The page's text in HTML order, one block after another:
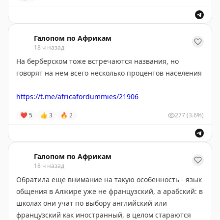
Пушкин в Африке»(вМаксе
мы тоже есть) —
для всех, кто хотел познакомиться со сложным миром
Чёрного континента, но не знал, с чего начать.
Галопом по Африкам
18 ч назад
На берберском тоже встречаются названия, но
говорят на нем всего несколько процентов населения
https://t.me/africafordummies/21906
❤ 5 👍 3 🔥 2 277(3.6%)
Галопом по Африкам
18 ч назад
Обратила еще внимание на такую особенность - язык
общения в Алжире уже не французский, а арабский: в
школах они учат по выбору английский или
французский как иностранный, в целом стараются